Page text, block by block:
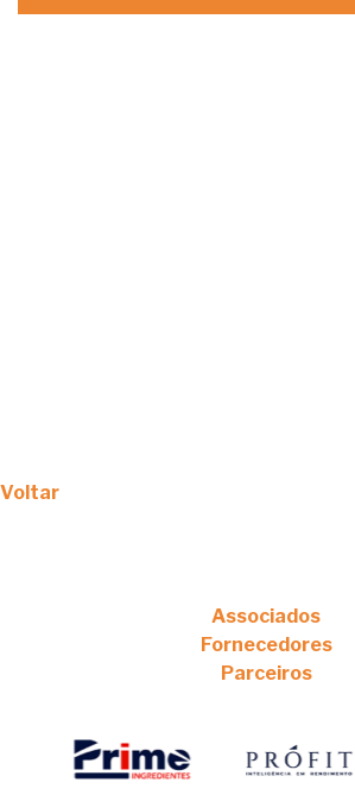
Voltar
Associados
Fornecedores
Parceiros